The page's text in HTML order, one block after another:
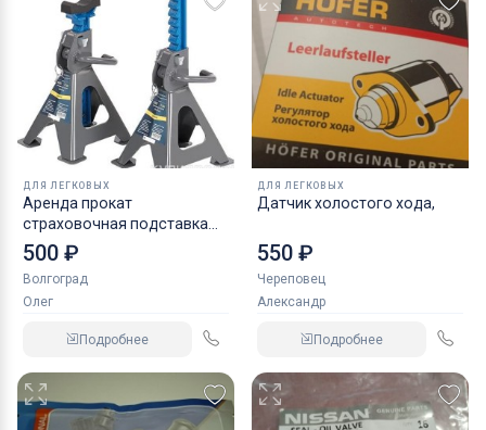
ДЛЯ ЛЕГКОВЫХ
Аренда прокат
страховочная подставка
NORDBERG 2 т
500 ₽
Волгоград
Олег
Подробнее
ДЛЯ ЛЕГКОВЫХ
Датчик холостого хода,
550 ₽
Череповец
Александр
Подробнее